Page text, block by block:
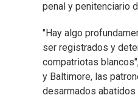
penal y penitenciario
"Hay algo
ser registrados y
compatriotas
y Baltimore, las
desarmados